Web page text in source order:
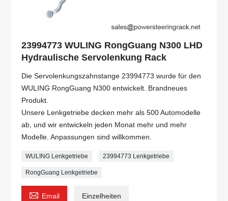
23994773 WULING RongGuang N300 LHD
Hydraulische Servolenkung Rack
Die Servolenkungszahnstange 23994773 wurde für den
WULING RongGuang N300 entwickelt. Brandneues
Produkt.
Unsere Lenkgetriebe decken mehr als 500 Automodelle
ab, und wir entwickeln jeden Monat mehr und mehr
Modelle. Anpassungen sind willkommen.
WULING Lenkgetriebe 23994773 Lenkgetriebe
RongGuang Lenkgetriebe
 Email Einzelheiten